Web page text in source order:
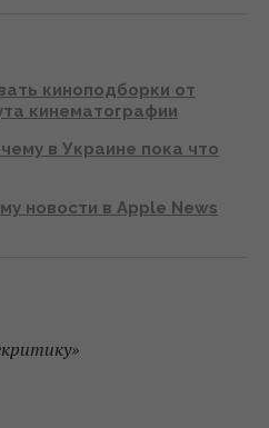
киноподборки от
кинематографии
в Украине пока что
новости в Apple News